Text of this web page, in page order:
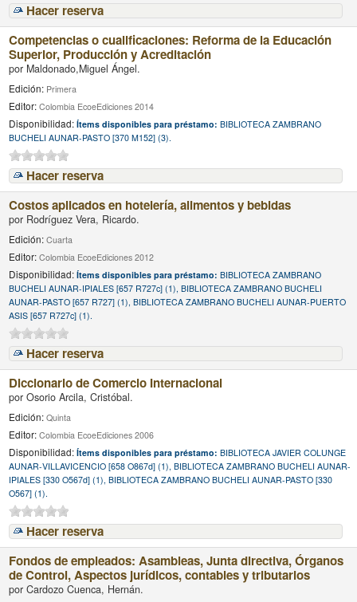
Hacer reserva
Competencias o cualificaciones: Reforma de la Educación
Superior, Producción y Acreditación
por Maldonado,Miguel Ángel.
Edición: Primera
Editor:Colombia EcoeEdiciones 2014
Disponibilidad:Ítems disponibles para préstamo:BIBLIOTECA ZAMBRANO
BUCHELI AUNAR-PASTO [370 M152] (3).
Hacer reserva
Costos aplicados en hotelería, alimentos y bebidas
por Rodríguez Vera, Ricardo.
Edición:Cuarta
Editor:Colombia EcoeEdiciones 2012
Disponibilidad:Ítems disponibles para préstamo:BIBLIOTECA ZAMBRANO
BUCHELI AUNAR-IPIALES [657 R727c] (1), BIBLIOTECA ZAMBRANO BUCHELI
AUNAR-PASTO [657 R727] (1), BIBLIOTECA ZAMBRANO BUCHELI AUNAR-PUERTO
ASIS [657 R727c] (1).
Hacer reserva
Diccionario de Comercio Internacional
porOsorio Arcila, Cristóbal.
Edición:Quinta
Editor:Colombia EcoeEdiciones 2006
Disponibilidad:Ítems disponibles para préstamo:BIBLIOTECA JAVIER COLUNGE
AUNAR-VILLAVICENCIO [658 O867d] (1), BIBLIOTECA ZAMBRANO BUCHELI AUNAR-
IPIALES [330 O567d] (1), BIBLIOTECA ZAMBRANO BUCHELI AUNAR-PASTO [330
O567] (1).
Hacer reserva
Fondos de empleados: Asambleas, Junta directiva, Órganos
de Control, Aspectos jurídicos, contables y tributarios
porCardozo Cuenca, Hernán.